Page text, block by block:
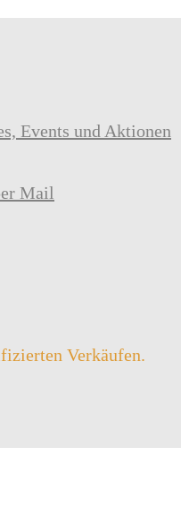
Events und Aktionen
Mail
Verkäufen.